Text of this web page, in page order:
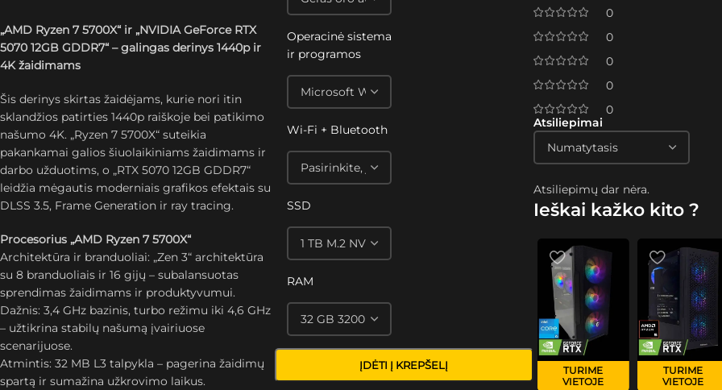
„AMD Ryzen 7 5700X“ ir „NVIDIA GeForce RTX
5070 12GB GDDR7“ – galingas derinys 1440p ir
4K žaidimams
Šis derinys skirtas žaidėjams, kurie nori itin
sklandžios patirties 1440p raiškoje bei patikimo
našumo 4K. „Ryzen 7 5700X“ suteikia
pakankamai galios šiuolaikiniams žaidimams ir
darbo užduotims, o „RTX 5070 12GB GDDR7“
leidžia mėgautis moderniais grafikos efektais su
DLSS 3.5, Frame Generation ir ray tracing.
Procesorius „AMD Ryzen 7 5700X“
Architektūra ir branduoliai: „Zen 3“ architektūra
su 8 branduoliais ir 16 gijų – subalansuotas
sprendimas žaidimams ir produktyvumui.
Dažnis: 3,4 GHz bazinis, turbo režimu iki 4,6 GHz
– užtikrina stabilų našumą įvairiuose
scenarijuose.
Atmintis: 32 MB L3 talpykla – pagerina žaidimų
spartą ir sumažina užkrovimo laikus.
Operacinė sistema
ir programos
Wi-Fi + Bluetooth
SSD
RAM
ĮDĖTI Į KREPŠELĮ
0
0
0
0
0
Atsiliepimai
Atsiliepimų dar nėra.
Ieškai kažko kito ?
TURIME
VIETOJE
TURIME
VIETOJE